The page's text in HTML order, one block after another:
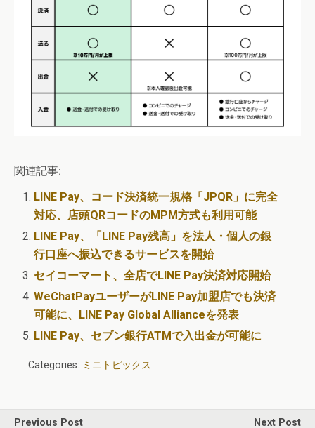
関連記事:
LINE Pay、コード決済統一規格「JPQR」に完全
対応、店頭QRコードのMPM方式も利用可能
LINE Pay、「LINE Pay残高」を法人・個人の銀
行口座へ振込できるサービスを開始
セイコーマート、全店でLINE Pay決済対応開始
WeChatPayユーザーがLINE Pay加盟店でも決済
可能に、LINE Pay Global Allianceを発表
LINE Pay、セブン銀行ATMで入出金が可能に
Categories: ミニトピックス
Previous Post Next Post